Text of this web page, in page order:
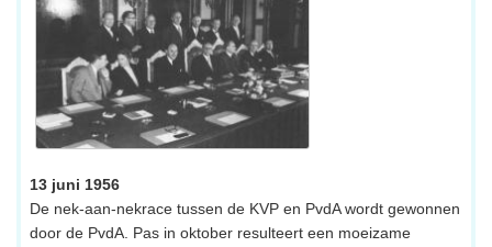
13 juni 1956
De nek-aan-nekrace tussen de KVP en PvdA wordt gewonnen
door de PvdA. Pas in oktober resulteert een moeizame